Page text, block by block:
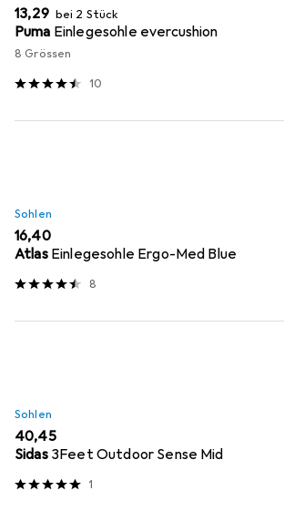
EUR
13,29 bei 2 Stück
Puma Einlegesohle evercushion
8 Grössen
10
Sohlen
EUR
16,40
Atlas Einlegesohle Ergo-Med Blue
8
Sohlen
EUR
40,45
Sidas 3Feet Outdoor Sense Mid
1